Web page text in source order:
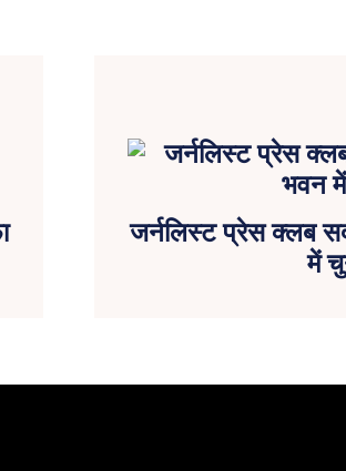
जर्नलिस्ट प्रेस क्लब
में